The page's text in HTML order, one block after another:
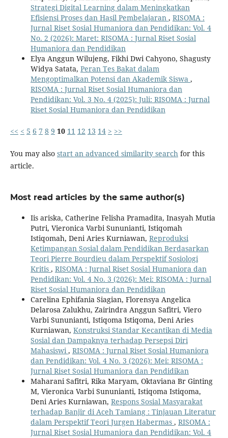
Strategi Digital Learning dalam Meningkatkan
Efisiensi Proses dan Hasil Pembelajaran , RISOMA :
Jurnal Riset Sosial Humaniora dan Pendidikan: Vol. 4
No. 2 (2026): Maret: RISOMA : Jurnal Riset Sosial
Humaniora dan Pendidikan
Elya Anggun Wilujeng, Fikhi Dwi Cahyono, Shagusty
Widya Satata, Peran Tes Bakat dalam
Mengoptimalkan Potensi dan Akademik Siswa ,
RISOMA : Jurnal Riset Sosial Humaniora dan
Pendidikan: Vol. 3 No. 4 (2025): Juli: RISOMA : Jurnal
Riset Sosial Humaniora dan Pendidikan
<< < 5 6 7 8 9 10 11 12 13 14 > >>
You may also start an advanced similarity search for this
article.
Most read articles by the same author(s)
Iis ariska, Catherine Felisha Pramadita, Inasyah Mutia
Putri, Vieronica Varbi Sununianti, Istiqomah
Istiqomah, Deni Aries Kurniawan, Reproduksi
Ketimpangan Sosial dalam Pendidikan Berdasarkan
Teori Pierre Bourdieu dalam Perspektif Sosiologi
Kritis , RISOMA : Jurnal Riset Sosial Humaniora dan
Pendidikan: Vol. 4 No. 3 (2026): Mei: RISOMA : Jurnal
Riset Sosial Humaniora dan Pendidikan
Carelina Ephifania Siagian, Florensya Angelica
Delarosa Zalukhu, Zairindra Anggun Safitri, Viero
Varbi Sununianti, Istiqoma Istiqoma, Deni Aries
Kurniawan, Konstruksi Standar Kecantikan di Media
Sosial dan Dampaknya terhadap Persepsi Diri
Mahasiswi , RISOMA : Jurnal Riset Sosial Humaniora
dan Pendidikan: Vol. 4 No. 3 (2026): Mei: RISOMA :
Jurnal Riset Sosial Humaniora dan Pendidikan
Maharani Safitri, Rika Maryam, Oktaviana Br Ginting
M, Vieronica Varbi Sununianti, Istiqoma Istiqoma,
Deni Aries Kurniawan, Respons Sosial Masyarakat
terhadap Banjir di Aceh Tamiang : Tinjauan Literatur
dalam Perspektif Teori Jurgen Habermas , RISOMA :
Jurnal Riset Sosial Humaniora dan Pendidikan: Vol. 4